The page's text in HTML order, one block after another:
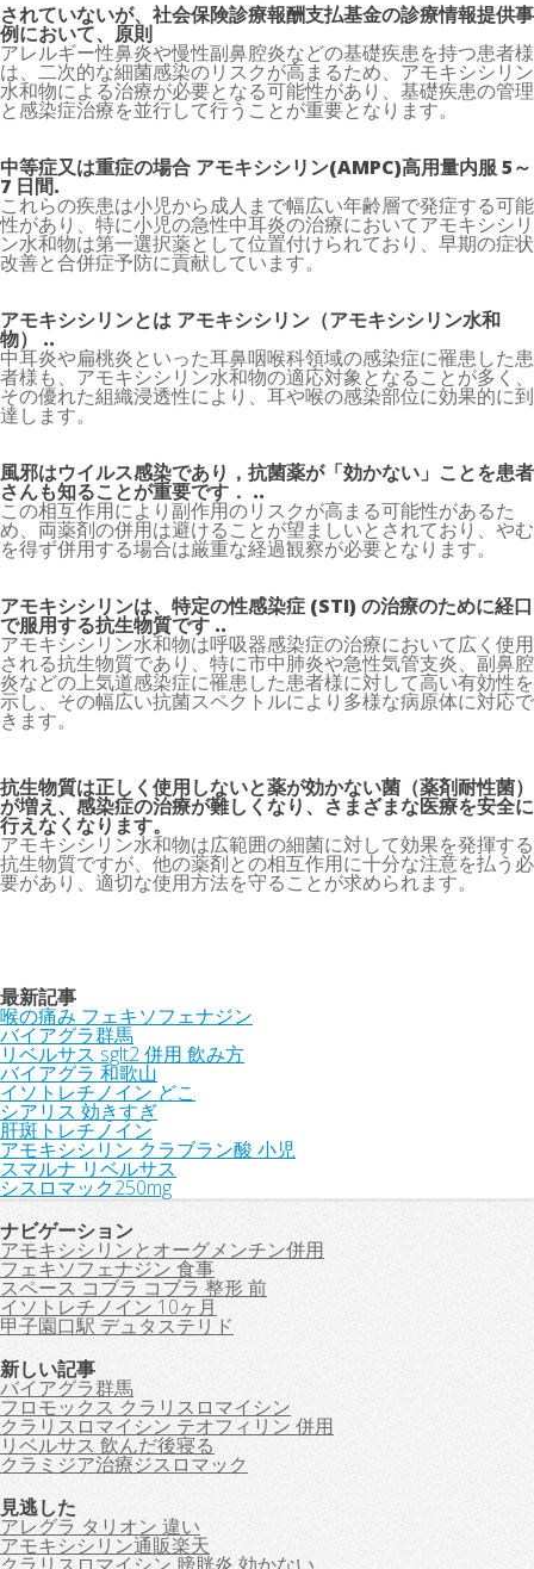
されていないが、社会保険診療報酬支払基金の診療情報提供事
例において、原則
アレルギー性鼻炎や慢性副鼻腔炎などの基礎疾患を持つ患者様
は、二次的な細菌感染のリスクが高まるため、アモキシシリン
水和物による治療が必要となる可能性があり、基礎疾患の管理
と感染症治療を並行して行うことが重要となります。
中等症又は重症の場合 アモキシシリン(AMPC)高用量内服 5～
7 日間.
これらの疾患は小児から成人まで幅広い年齢層で発症する可能
性があり、特に小児の急性中耳炎の治療においてアモキシシリ
ン水和物は第一選択薬として位置付けられており、早期の症状
改善と合併症予防に貢献しています。
アモキシシリンとは アモキシシリン（アモキシシリン水和
物） ..
中耳炎や扁桃炎といった耳鼻咽喉科領域の感染症に罹患した患
者様も、アモキシシリン水和物の適応対象となることが多く、
その優れた組織浸透性により、耳や喉の感染部位に効果的に到
達します。
風邪はウイルス感染であり，抗菌薬が「効かない」ことを患者
さんも知ることが重要です． ..
この相互作用により副作用のリスクが高まる可能性があるた
め、両薬剤の併用は避けることが望ましいとされており、やむ
を得ず併用する場合は厳重な経過観察が必要となります。
アモキシシリンは、特定の性感染症 (STI) の治療のために経口
で服用する抗生物質です ..
アモキシシリン水和物は呼吸器感染症の治療において広く使用
される抗生物質であり、特に市中肺炎や急性気管支炎、副鼻腔
炎などの上気道感染症に罹患した患者様に対して高い有効性を
示し、その幅広い抗菌スペクトルにより多様な病原体に対応で
きます。
抗生物質は正しく使用しないと薬が効かない菌（薬剤耐性菌）
が増え、感染症の治療が難しくなり、さまざまな医療を安全に
行えなくなります。
アモキシシリン水和物は広範囲の細菌に対して効果を発揮する
抗生物質ですが、他の薬剤との相互作用に十分な注意を払う必
要があり、適切な使用方法を守ることが求められます。
最新記事
喉の痛み フェキソフェナジン
バイアグラ群馬
リベルサス sglt2 併用 飲み方
バイアグラ 和歌山
イソトレチノイン どこ
シアリス 効きすぎ
肝斑トレチノイン
アモキシシリン クラブラン酸 小児
スマルナ リベルサス
シスロマック250mg
ナビゲーション
アモキシシリンとオーグメンチン併用
フェキソフェナジン 食事
スペース コブラ コブラ 整形 前
イソトレチノイン 10ヶ月
甲子園口駅 デュタステリド
新しい記事
バイアグラ群馬
フロモックス クラリスロマイシン
クラリスロマイシン テオフィリン 併用
リベルサス 飲んだ後寝る
クラミジア治療ジスロマック
見逃した
アレグラ タリオン 違い
アモキシシリン通販楽天